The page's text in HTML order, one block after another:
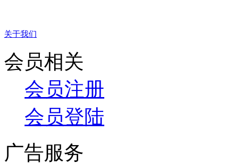
关于我们
会员相关
会员注册
会员登陆
广告服务